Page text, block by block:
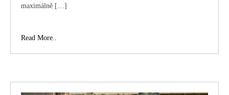
maximálně […]
Read More..
nebo
v